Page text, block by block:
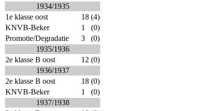
1934/1935
1e klasse oost
18 (4)
KNVB-Beker
1
(0)
Promotie/Degradatie
3
(0)
1935/1936
2e klasse B oost
12 (0)
1936/1937
2e klasse B oost
18 (0)
KNVB-Beker
1
(0)
1937/1938